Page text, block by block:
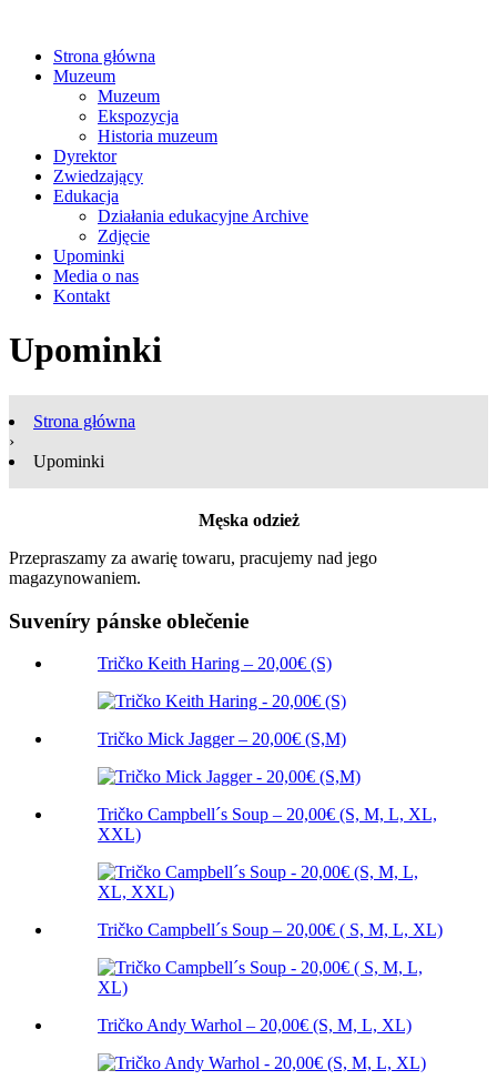
Strona główna
Muzeum
Muzeum
Ekspozycja
Historia muzeum
Dyrektor
Zwiedzający
Edukacja
Działania edukacyjne Archive
Zdjęcie
Upominki
Media o nas
Kontakt
Upominki
Strona główna
›
Upominki
Męska odzież
Przepraszamy za awarię towaru, pracujemy nad jego
magazynowaniem.
Suveníry pánske oblečenie
Tričko Keith Haring – 20,00€ (S)
Tričko Mick Jagger – 20,00€ (S,M)
Tričko Campbell´s Soup – 20,00€ (S, M, L, XL,
XXL)
Tričko Campbell´s Soup – 20,00€ ( S, M, L, XL)
Tričko Andy Warhol – 20,00€ (S, M, L, XL)